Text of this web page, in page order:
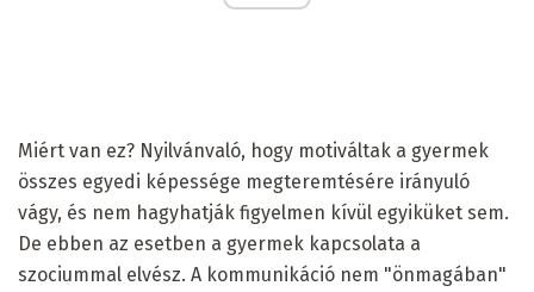
Miért van ez? Nyilvánvaló, hogy motiváltak a gyermek
összes egyedi képessége megteremtésére irányuló
vágy, és nem hagyhatják figyelmen kívül egyiküket sem.
De ebben az esetben a gyermek kapcsolata a
szociummal elvész. A kommunikáció nem "önmagában"